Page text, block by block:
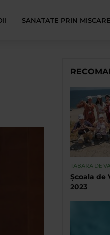
SANATATE PRIN MISCARE
TABARA DE
Școala de
2023